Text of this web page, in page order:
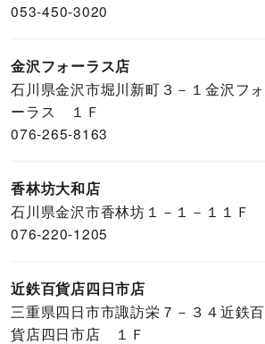
053-450-3020
金沢フォーラス店
石川県金沢市堀川新町３－１金沢フォ
ーラス １Ｆ
076-265-8163
香林坊大和店
石川県金沢市香林坊１－１－１１Ｆ
076-220-1205
近鉄百貨店四日市店
三重県四日市市諏訪栄７－３４近鉄百
貨店四日市店 １Ｆ